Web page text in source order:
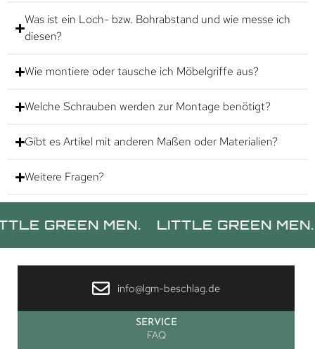
Was ist ein Loch- bzw. Bohrabstand und wie messe ich
diesen?
Wie montiere oder tausche ich Möbelgriffe aus?
Welche Schrauben werden zur Montage benötigt?
Gibt es Artikel mit anderen Maßen oder Materialien?
Weitere Fragen?
MEN. LITTLE GREEN MEN.
info@lgm-beschlag.de
SERVICE
FAQ